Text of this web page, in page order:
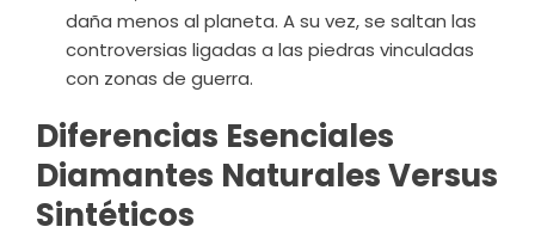
daña menos al planeta. A su vez, se saltan las
controversias ligadas a las piedras vinculadas
con zonas de guerra.
Diferencias Esenciales
Diamantes Naturales Versus
Sintéticos